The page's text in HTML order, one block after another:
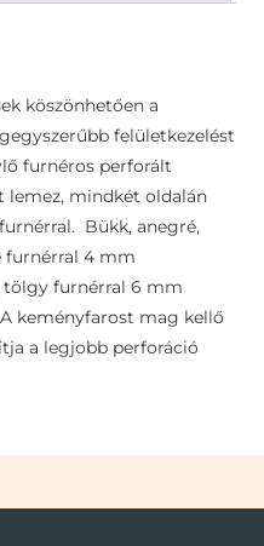
köszönhetően a
felületkezelést
furnéros perforált
lemez, mindkét oldalán
Bükk, anegré,
furnérral 4 mm
tölgy furnérral 6 mm
keményfarost mag kellő
a legjobb perforáció